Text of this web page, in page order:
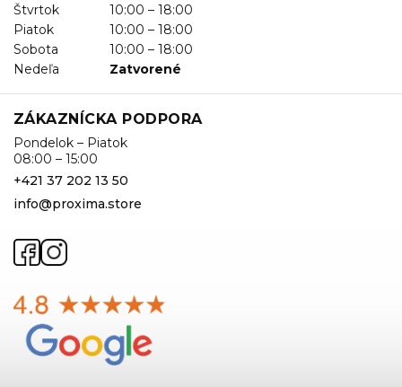
Štvrtok
10:00 – 18:00
Piatok
10:00 – 18:00
Sobota
10:00 – 18:00
Nedeľa
Zatvorené
ZÁKAZNÍCKA PODPORA
Pondelok – Piatok
08:00 – 15:00
+421 37 202 13 50
info@proxima.store